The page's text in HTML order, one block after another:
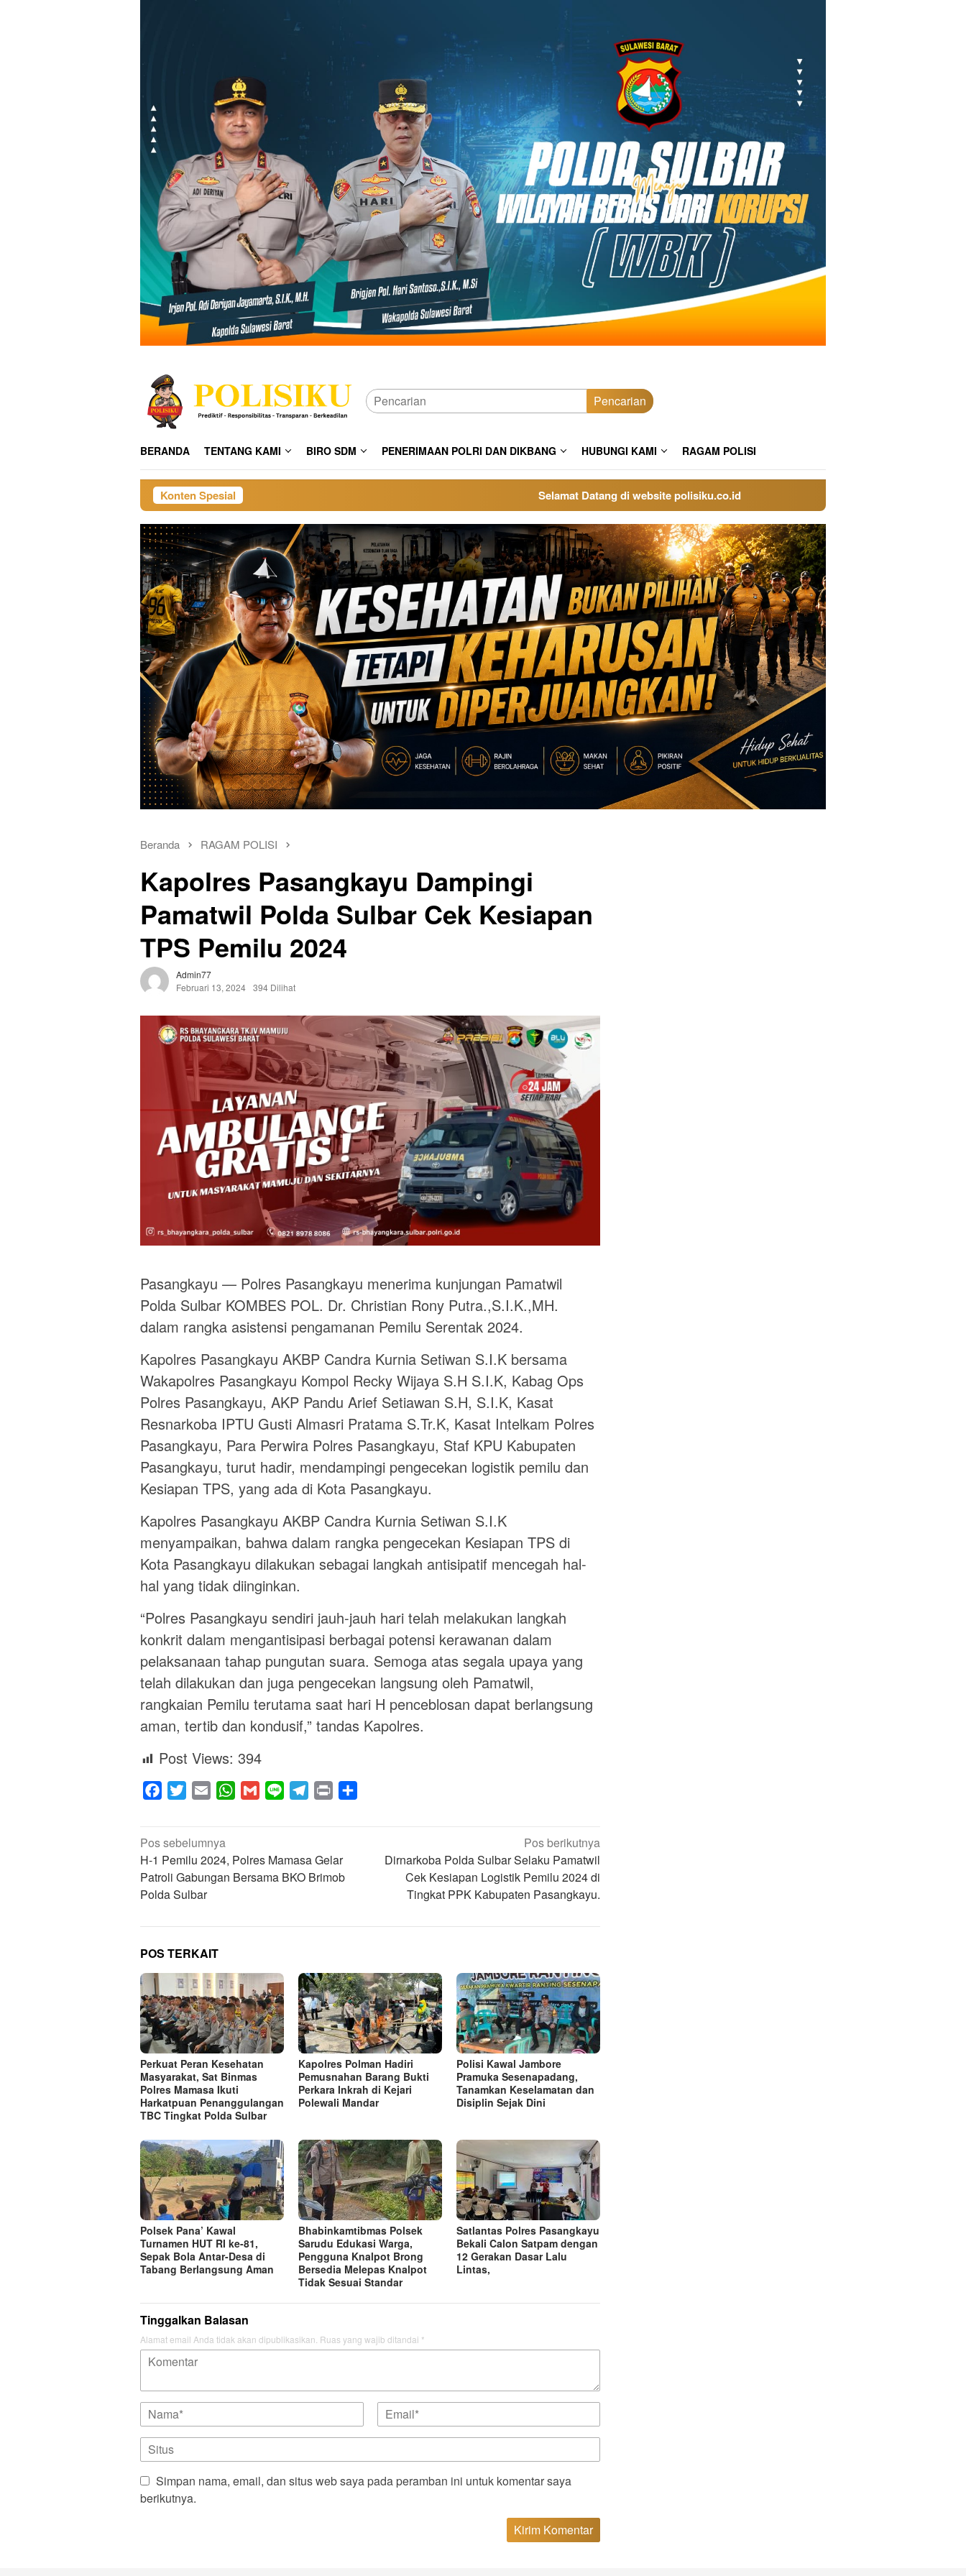
Pencarian
BERANDA TENTANG KAMI BIRO SDM PENERIMAAN POLRI DAN DIKBANG HUBUNGI KAMI RAGAM POLISI
Konten Spesial Selamat Datang di website polisiku.co.id
Beranda RAGAM POLISI
Kapolres Pasangkayu Dampingi
Pamatwil Polda Sulbar Cek Kesiapan
TPS Pemilu 2024
Admin77
Februari 13, 2024 394 Dilihat
Pasangkayu — Polres Pasangkayu menerima kunjungan Pamatwil
Polda Sulbar KOMBES POL. Dr. Christian Rony Putra.,S.I.K.,MH.
dalam rangka asistensi pengamanan Pemilu Serentak 2024.
Kapolres Pasangkayu AKBP Candra Kurnia Setiwan S.I.K bersama
Wakapolres Pasangkayu Kompol Recky Wijaya S.H S.I.K, Kabag Ops
Polres Pasangkayu, AKP Pandu Arief Setiawan S.H, S.I.K, Kasat
Resnarkoba IPTU Gusti Almasri Pratama S.Tr.K, Kasat Intelkam Polres
Pasangkayu, Para Perwira Polres Pasangkayu, Staf KPU Kabupaten
Pasangkayu, turut hadir, mendampingi pengecekan logistik pemilu dan
Kesiapan TPS, yang ada di Kota Pasangkayu.
Kapolres Pasangkayu AKBP Candra Kurnia Setiwan S.I.K
menyampaikan, bahwa dalam rangka pengecekan Kesiapan TPS di
Kota Pasangkayu dilakukan sebagai langkah antisipatif mencegah hal-
hal yang tidak diinginkan.
“Polres Pasangkayu sendiri jauh-jauh hari telah melakukan langkah
konkrit dalam mengantisipasi berbagai potensi kerawanan dalam
pelaksanaan tahap pungutan suara. Semoga atas segala upaya yang
telah dilakukan dan juga pengecekan langsung oleh Pamatwil,
rangkaian Pemilu terutama saat hari H penceblosan dapat berlangsung
aman, tertib dan kondusif,” tandas Kapolres.
Post Views: 394
Facebook
Twitter Email WhatsApp
Gmail Line Telegram
Print
Navigasi
pos
Pos sebelumnya
H-1 Pemilu 2024, Polres Mamasa Gelar
Patroli Gabungan Bersama BKO Brimob
Polda Sulbar
Pos berikutnya
Dirnarkoba Polda Sulbar Selaku Pamatwil
Cek Kesiapan Logistik Pemilu 2024 di
Tingkat PPK Kabupaten Pasangkayu.
POS TERKAIT
Perkuat Peran Kesehatan
Masyarakat, Sat Binmas
Polres Mamasa Ikuti
Harkatpuan Penanggulangan
TBC Tingkat Polda Sulbar
Kapolres Polman Hadiri
Pemusnahan Barang Bukti
Perkara Inkrah di Kejari
Polewali Mandar
Polisi Kawal Jambore
Pramuka Sesenapadang,
Tanamkan Keselamatan dan
Disiplin Sejak Dini
Polsek Pana’ Kawal
Turnamen HUT RI ke-81,
Sepak Bola Antar-Desa di
Tabang Berlangsung Aman
Bhabinkamtibmas Polsek
Sarudu Edukasi Warga,
Pengguna Knalpot Brong
Bersedia Melepas Knalpot
Tidak Sesuai Standar
Satlantas Polres Pasangkayu
Bekali Calon Satpam dengan
12 Gerakan Dasar Lalu
Lintas,
Tinggalkan Balasan
Alamat email Anda tidak akan dipublikasikan. Ruas yang wajib ditandai *
Simpan nama, email, dan situs web saya pada peramban ini untuk komentar saya
berikutnya.